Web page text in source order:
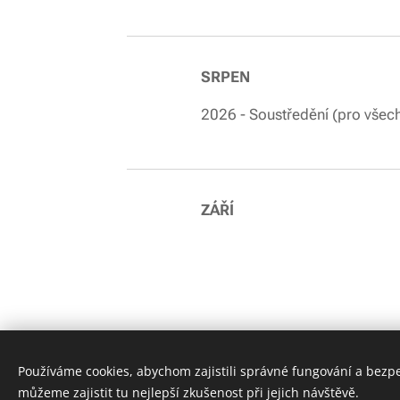
SRPEN
2026 - Soustředění (pro
ZÁŘÍ
Používáme cookies, abychom zajistili správné fungování a
můžeme zajistit tu nejlepší zkušenost při jejich návštěvě.